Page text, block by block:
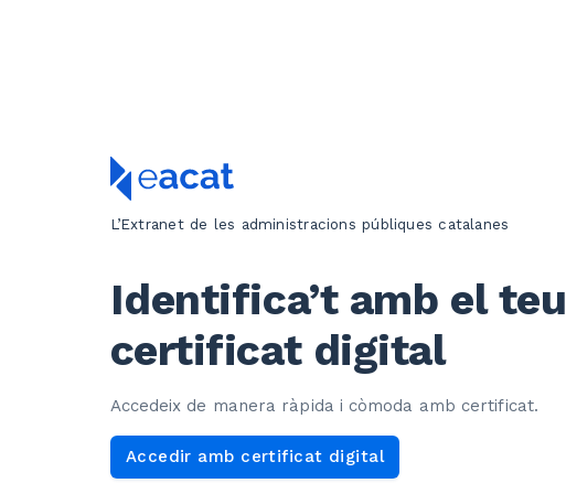
L’Extranet de les administracions públiques catalanes
Identifica’t amb el teu
certificat digital
Accedeix de manera ràpida i còmoda amb certificat.
Accedir amb certificat digital